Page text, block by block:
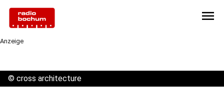
menu
Anzeige
© cross architecture